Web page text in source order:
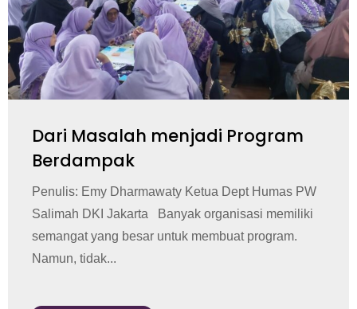
Dari Masalah menjadi Program
Berdampak
Penulis: Emy Dharmawaty Ketua Dept Humas PW
Salimah DKI Jakarta Banyak organisasi memiliki
semangat yang besar untuk membuat program.
Namun, tidak...